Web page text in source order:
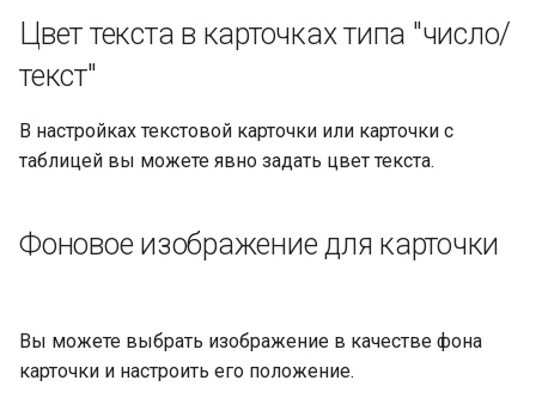
Цвет текста в карточках типа "число/
текст"
В настройках текстовой карточки или карточки с
таблицей вы можете явно задать цвет текста.
Фоновое изображение для карточки
Вы можете выбрать изображение в качестве фона
карточки и настроить его положение.